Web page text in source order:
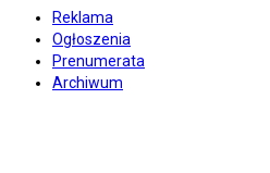
Reklama
Ogłoszenia
Prenumerata
Archiwum